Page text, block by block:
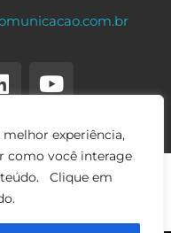
experiência,
como você interage
Clique em